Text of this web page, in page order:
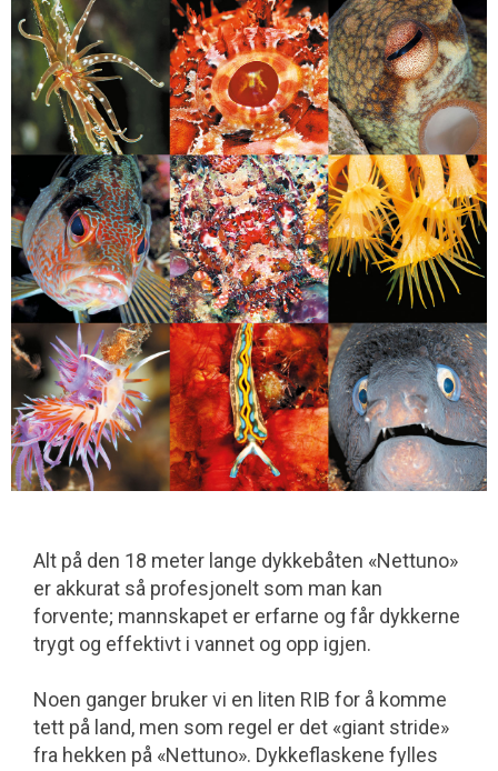
Alt på den 18 meter lange dykkebåten «Nettuno»
er akkurat så profesjonelt som man kan
forvente; mannskapet er erfarne og får dykkerne
trygt og effektivt i vannet og opp igjen.
Noen ganger bruker vi en liten RIB for å komme
tett på land, men som regel er det «giant stride»
fra hekken på «Nettuno». Dykkeflaskene fylles